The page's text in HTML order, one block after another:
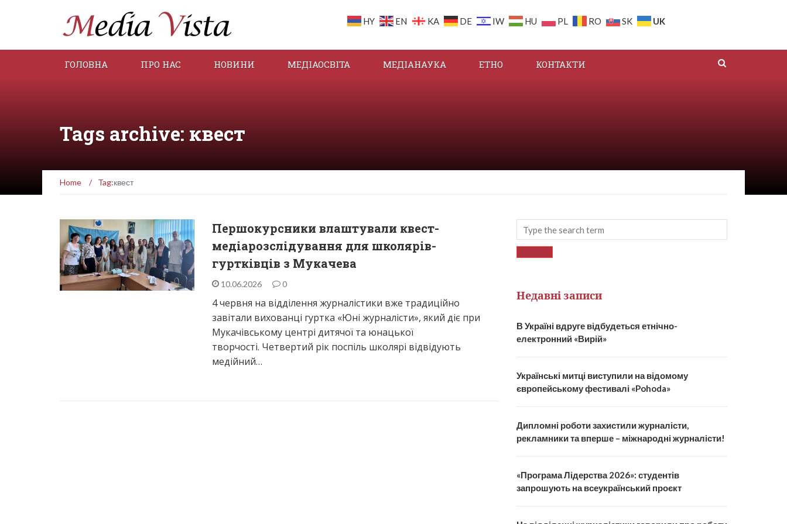
HY EN KA DE IW HU PL RO SK UK
ГОЛОВНА ПРО НАС НОВИНИ МЕДІАОСВІТА МЕДІАНАУКА ЕТНО КОНТАКТИ
Tags archive: квест
Home / Tag:квест
Першокурсники влаштували квест-
медіарозслідування для школярів-
гуртківців з Мукачева
10.06.2026 0
4 червня на відділення журналістики вже традиційно
завітали вихованці гуртка «Юні журналісти», який діє при
Мукачівському центрі дитячої та юнацької
творчості. Четвертий рік поспіль школярі відвідують
медійний…
Недавні записи
В Україні вдруге відбудеться етнічно-
електронний «Вирій»
Українські митці виступили на відомому
європейському фестивалі «Pohoda»
Дипломні роботи захистили журналісти,
рекламники та вперше – міжнародні журналісти!
«Програма Лідерства 2026»: студентів
запрошують на всеукраїнський проєкт